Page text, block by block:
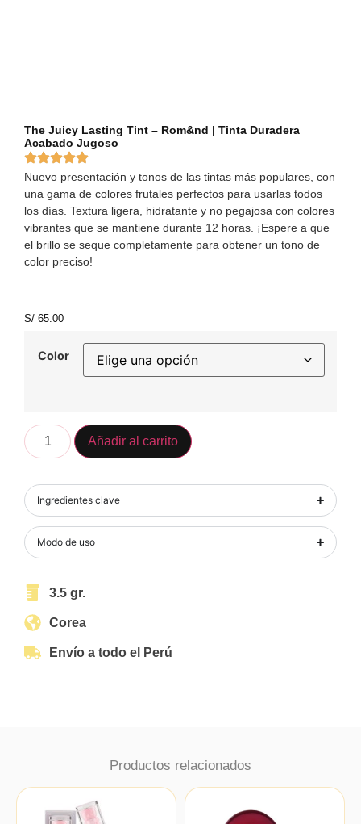
The Juicy Lasting Tint – Rom&nd | Tinta Duradera
Acabado Jugoso
Nuevo presentación y tonos de las tintas más populares, con
una gama de colores frutales perfectos para usarlas todos
los días. Textura ligera, hidratante y no pegajosa con colores
vibrantes que se mantiene durante 12 horas. ¡Espere a que
el brillo se seque completamente para obtener un tono de
color preciso!
S/ 65.00
Color
Añadir al carrito
Ingredientes clave
Modo de uso
3.5 gr.
Corea
Envío a todo el Perú
Productos relacionados